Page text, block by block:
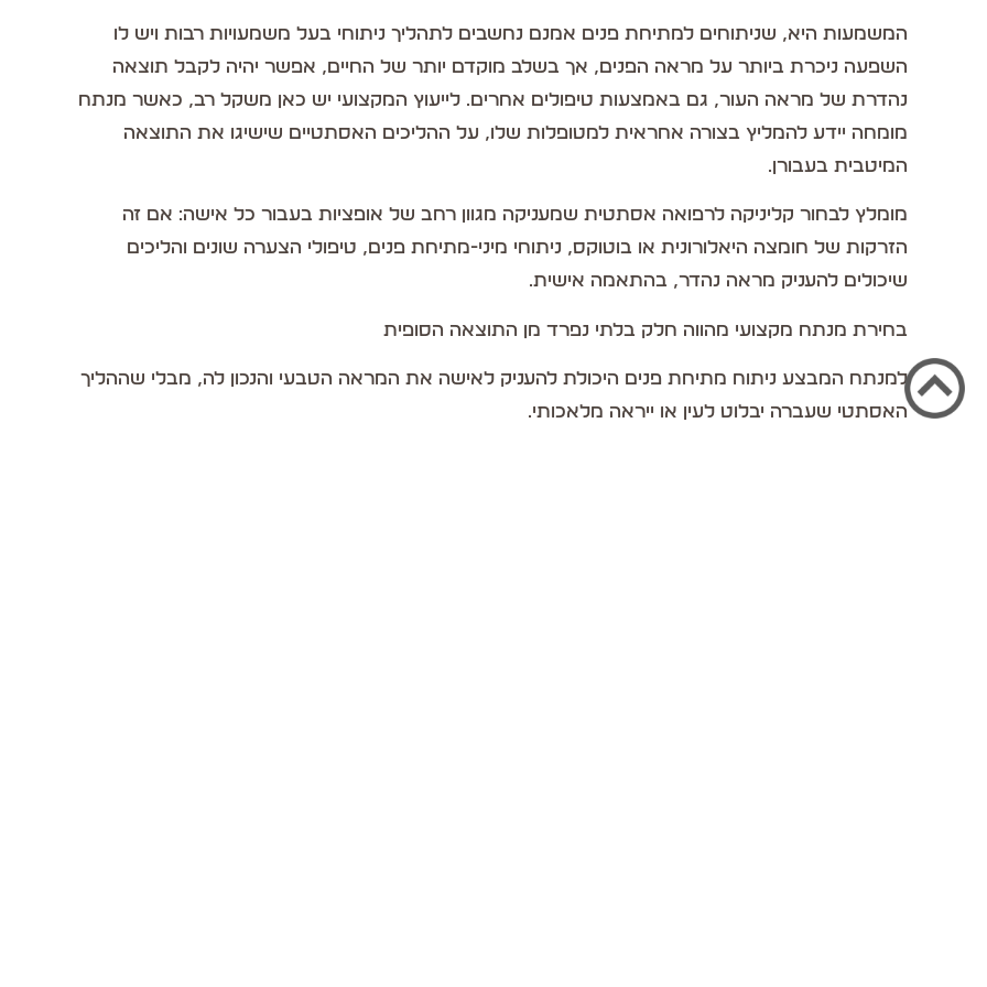
המשמעות היא, שניתוחים למתיחת פנים אמנם נחשבים לתהליך ניתוחי בעל משמעויות רבות ויש לו
השפעה ניכרת ביותר על מראה הפנים, אך בשלב מוקדם יותר של החיים, אפשר יהיה לקבל תוצאה
נהדרת של מראה העור, גם באמצעות טיפולים אחרים. לייעוץ המקצועי יש כאן משקל רב, כאשר מנתח
מומחה יידע להמליץ בצורה אחראית למטופלות שלו, על ההליכים האסתטיים שישיגו את התוצאה
המיטבית בעבורן.
מומלץ לבחור קליניקה לרפואה אסתטית שמעניקה מגוון רחב של אופציות בעבור כל אישה: אם זה
הזרקות של חומצה היאלורונית או בוטוקס, ניתוחי מיני-מתיחת פנים, טיפולי הצערה שונים והליכים
שיכולים להעניק מראה נהדר, בהתאמה אישית.
בחירת מנתח מקצועי מהווה חלק בלתי נפרד מן התוצאה הסופית
למנתח המבצע ניתוח מתיחת פנים היכולת להעניק לאישה את המראה הטבעי והנכון לה, מבלי שההליך
האסתטי שעברה יבלוט לעין או ייראה מלאכותי.